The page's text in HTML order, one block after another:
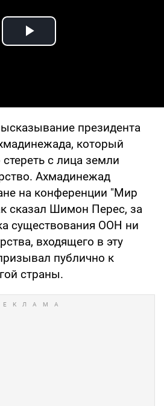
Play Video
президента
который
с лица земли
Ахмадинежад
на конференции "Мир
сказал Шимон Перес, за
существования ООН ни
входящего в эту
публично к
страны.